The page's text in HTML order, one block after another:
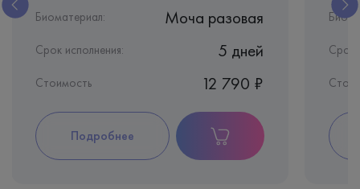
Биоматериал: Моча разовая
Срок исполнения: 5 дней
Стоимость 12 790 ₽
Подробнее
Срок